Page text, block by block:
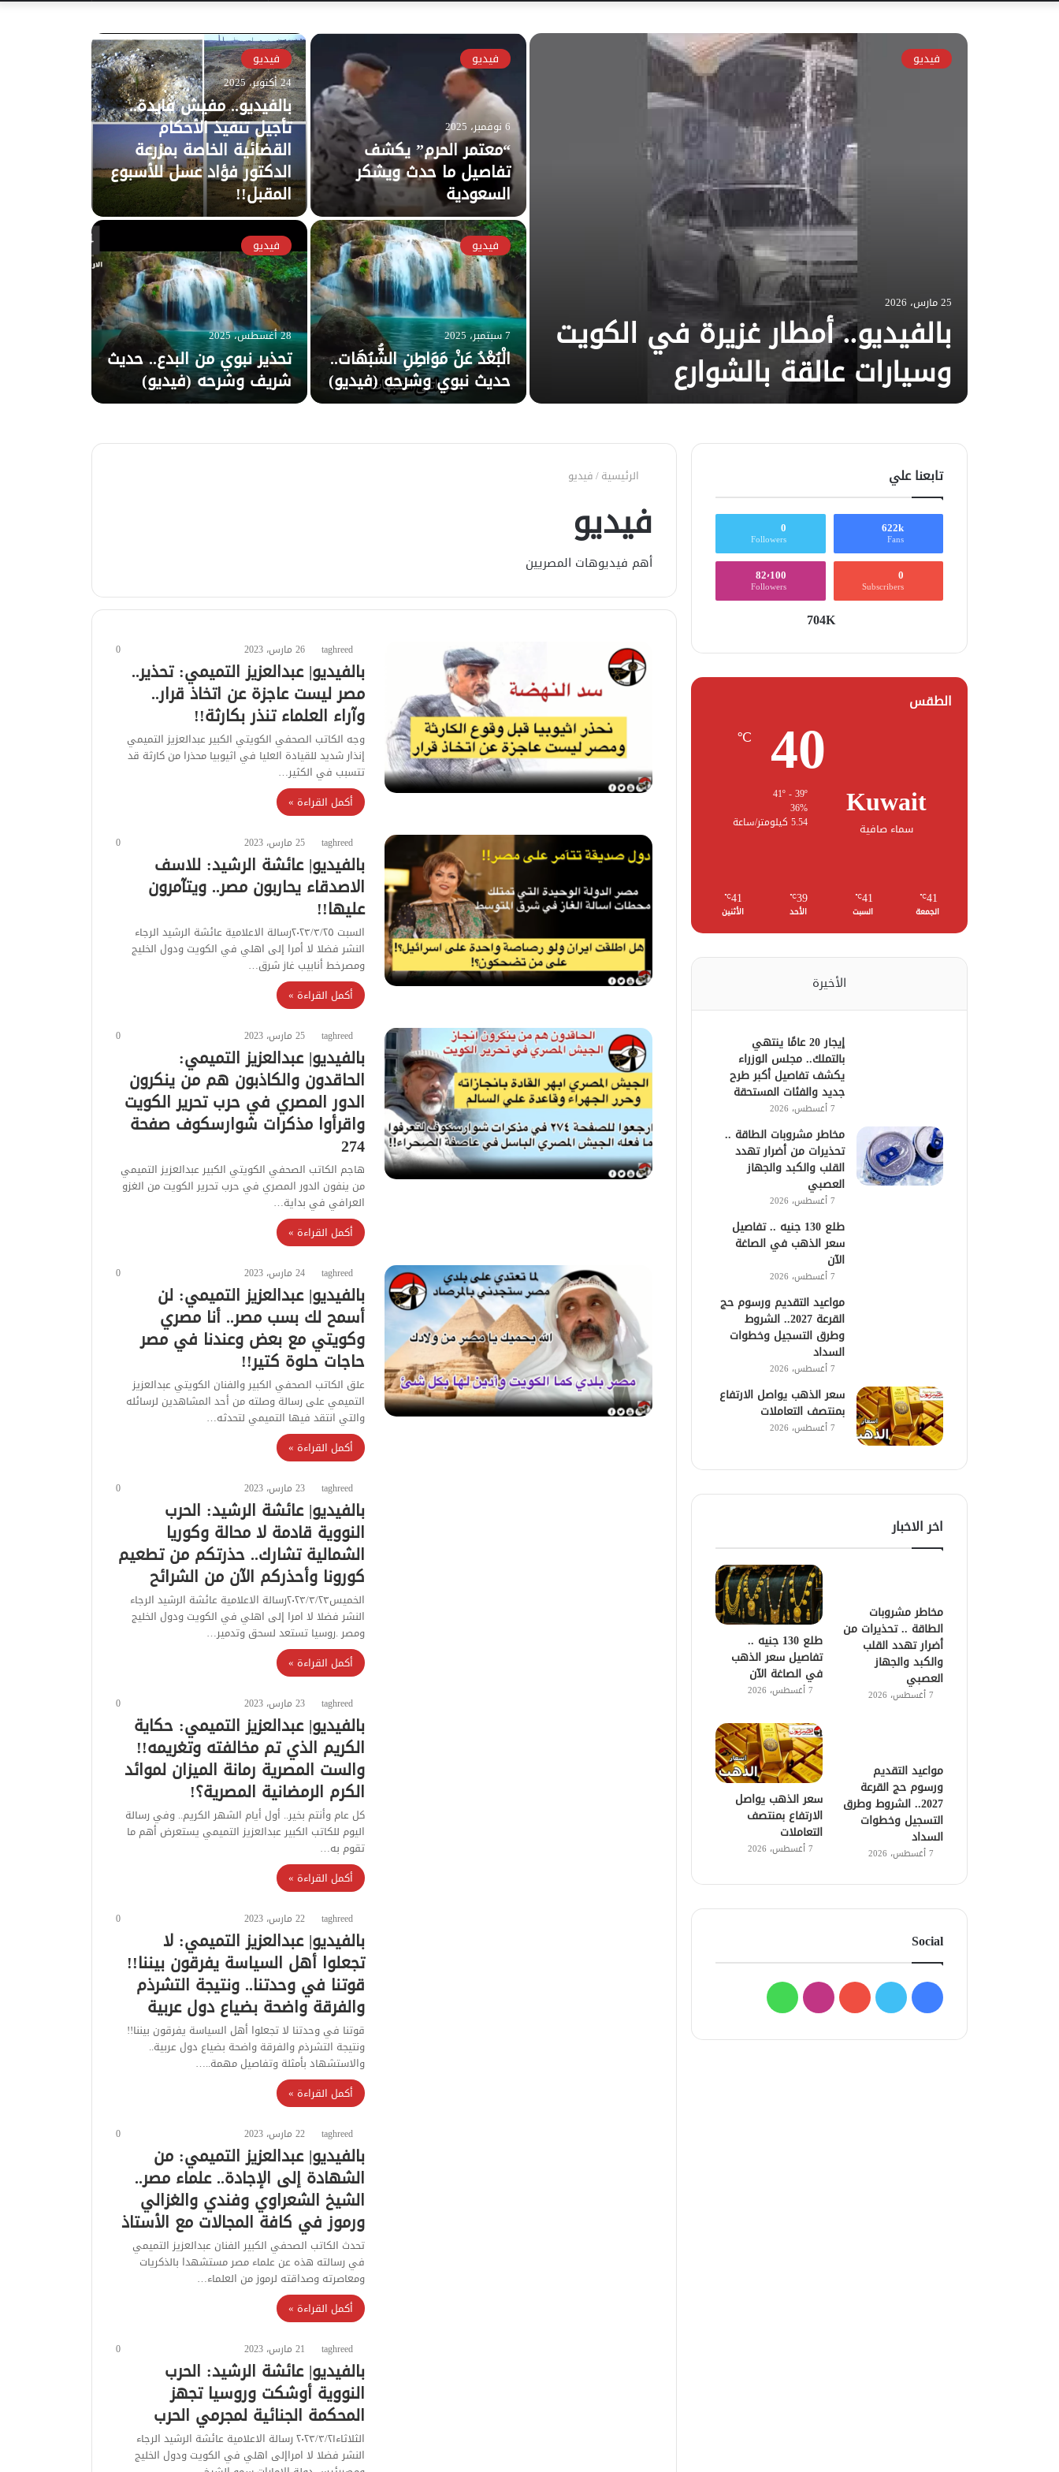
فيديو
25 مارس، 2026
بالفيديو.. أمطار غزيرة في الكويت
وسيارات عالقة بالشوارع
فيديو
6 نوفمبر، 2025
“معتمر الحرم” يكشف
تفاصيل ما حدث ويشكر
السعودية
فيديو
24 أكتوبر، 2025
بالفيديو.. مفيش فايدة..
تأجيل تنفيذ الأحكام
القضائية الخاصة بمزرعة
الدكتور فؤاد عسل للأسبوع
المقبل!!
فيديو
7 سبتمبر، 2025
الْبُعْدُ عَنْ مَوَاطِنِ الشُّبُهَات..
حديث نبوي وشرحه (فيديو)
فيديو
28 أغسطس، 2025
تحذير نبوي من البدع.. حديث
شريف وشرحه (فيديو)
الرئيسية/فيديو
فيديو
أهم فيديوهات المصريين
taghreed 26 مارس، 2023 0
بالفيديو| عبدالعزيز التميمي: تحذير..
مصر ليست عاجزة عن اتخاذ قرار..
وآراء العلماء تنذر بكارثة!!
وجه الكاتب الصحفي الكويتي الكبير عبدالعزيز التميمي
إنذار شديد للقيادة العليا في اثيوبيا محذرا من كارثة قد
تتسبب في الكثير…
أكمل القراءة »
taghreed 25 مارس، 2023 0
بالفيديو| عائشة الرشيد: للاسف
الاصدقاء يحاربون مصر.. ويتآمرون
عليها!!
السبت ٢٠٢٣/٣/٢٥رسالة الاعلامية عائشة الرشيد الرجاء
النشر فضلا لا أمرا إلى اهلي في الكويت ودول الخليج
ومصرخط أنابيب غاز شرق…
أكمل القراءة »
taghreed 25 مارس، 2023 0
بالفيديو| عبدالعزيز التميمي:
الحاقدون والكاذبون هم من ينكرون
الدور المصري في حرب تحرير الكويت
واقرأوا مذكرات شوارسكوف صفحة
274
هاجم الكاتب الصحفي الكويتي الكبير عبدالعزيز التميمي
من ينفون الدور المصري في حرب تحرير الكويت من الغزو
العرافي في بداية…
أكمل القراءة »
taghreed 24 مارس، 2023 0
بالفيديو| عبدالعزيز التميمي: لن
أسمح لك بسب مصر.. أنا مصري
وكويتي مع بعض وعندنا في مصر
حاجات حلوة كتير!!
علق الكاتب الصحفي الكبير والفنان الكويتي عبدالعزيز
التميمي على رسالة وصلته من أحد المشاهدين لرسائله
والتي انتقد فيها التميمي لتحدثه…
أكمل القراءة »
taghreed 23 مارس، 2023 0
بالفيديو| عائشة الرشيد: الحرب
النووية قادمة لا محالة وكوريا
الشمالية تشارك.. حذرتكم من تطعيم
كورونا وأحذركم الآن من الشرائح
الخميس٢٠٢٣/٣/٢٣رسالة الاعلامية عائشة الرشيد الرجاء
النشر فضلا لا امرا إلى اهلي في الكويت ودول الخليج
ومصر .روسيا تستعد لسحق وتدمير…
أكمل القراءة »
taghreed 23 مارس، 2023 0
بالفيديو| عبدالعزيز التميمي: حكاية
الكريم الذي تم مخالفته وتغريمه!!
والست المصرية رمانة الميزان لموائد
الكرم الرمضانية المصرية؟!
كل عام وأنتم بخير.. أول أيام الشهر الكريم.. وفي رسالة
اليوم للكاتب الكبير عبدالعزيز التميمي يستعرض أهم ما
تقوم به…
أكمل القراءة »
taghreed 22 مارس، 2023 0
بالفيديو| عبدالعزيز التميمي: لا
تجعلوا أهل السياسة يفرقون بيننا!!
قوتنا في وحدتنا.. ونتيجة التشرذم
والفرقة واضحة بضياع دول عربية
قوتنا في وحدتنا لا تجعلوا أهل السياسة يفرقون بيننا!!
ونتيجة التشرذم والفرقة واضحة بضياع دول عربية..
والاستشهاد بأمثلة وتفاصيل مهمة..…
أكمل القراءة »
taghreed 22 مارس، 2023 0
بالفيديو| عبدالعزيز التميمي: من
الشهادة إلى الإجادة.. علماء مصر..
الشيخ الشعراوي وفندي والغزالي
ورموز في كافة المجالات مع الأستاذ
تحدث الكاتب الصحفي الكبير الفنان عبدالعزيز التميمي
في رسالته هذه عن علماء مصر مستشهدا بالذكريات
ومعاصرته وصداقته لرموز من العلماء…
أكمل القراءة »
taghreed 21 مارس، 2023 0
بالفيديو| عائشة الرشيد: الحرب
النووية أوشكت وروسيا تجهز
المحكمة الجنائية لمجرمي الحرب
الثلاثاء٢٠٢٣/٣/٢١ رسالة الاعلامية عائشة الرشيد الرجاء
النشر فضلا لا امراإلى اهلي في الكويت ودول الخليج
تابعنا علي
622k
Fans
0
Followers
0
Subscribers
82٬100
Followers
704K
الطقس
Kuwait
سماء صافية
40
℃
41º - 39º
36%
5.54 كيلومتر/ساعة
41
℃
الجمعة
41
℃
السبت
39
℃
الأحد
41
℃
الأثنين
الأخيرة
إيجار 20 عامًا ينتهي
بالتملك.. مجلس الوزراء
يكشف تفاصيل أكبر طرح
جديد والفئات المستحقة
7 أغسطس، 2026
مخاطر مشروبات الطاقة ..
تحذيرات من أضرار تهدد
القلب والكبد والجهاز
العصبي
7 أغسطس، 2026
طلع 130 جنيه .. تفاصيل
سعر الذهب في الصاغة
الآن
7 أغسطس، 2026
مواعيد التقديم ورسوم حج
القرعة 2027.. الشروط
وطرق التسجيل وخطوات
السداد
7 أغسطس، 2026
سعر الذهب يواصل الارتفاع
بمنتصف التعاملات
7 أغسطس، 2026
اخر الاخبار
مخاطر مشروبات
الطاقة .. تحذيرات من
أضرار تهدد القلب
والكبد والجهاز
العصبي
7 أغسطس، 2026
طلع 130 جنيه ..
تفاصيل سعر الذهب
في الصاغة الآن
7 أغسطس، 2026
مواعيد التقديم
ورسوم حج القرعة
2027.. الشروط وطرق
التسجيل وخطوات
السداد
7 أغسطس، 2026
سعر الذهب يواصل
الارتفاع بمنتصف
التعاملات
7 أغسطس، 2026
Social
فيسبوك
تويتر يوتيوبانستقرامواتساب